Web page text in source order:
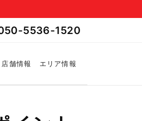
5536-1520
店舗情報 エリア情報